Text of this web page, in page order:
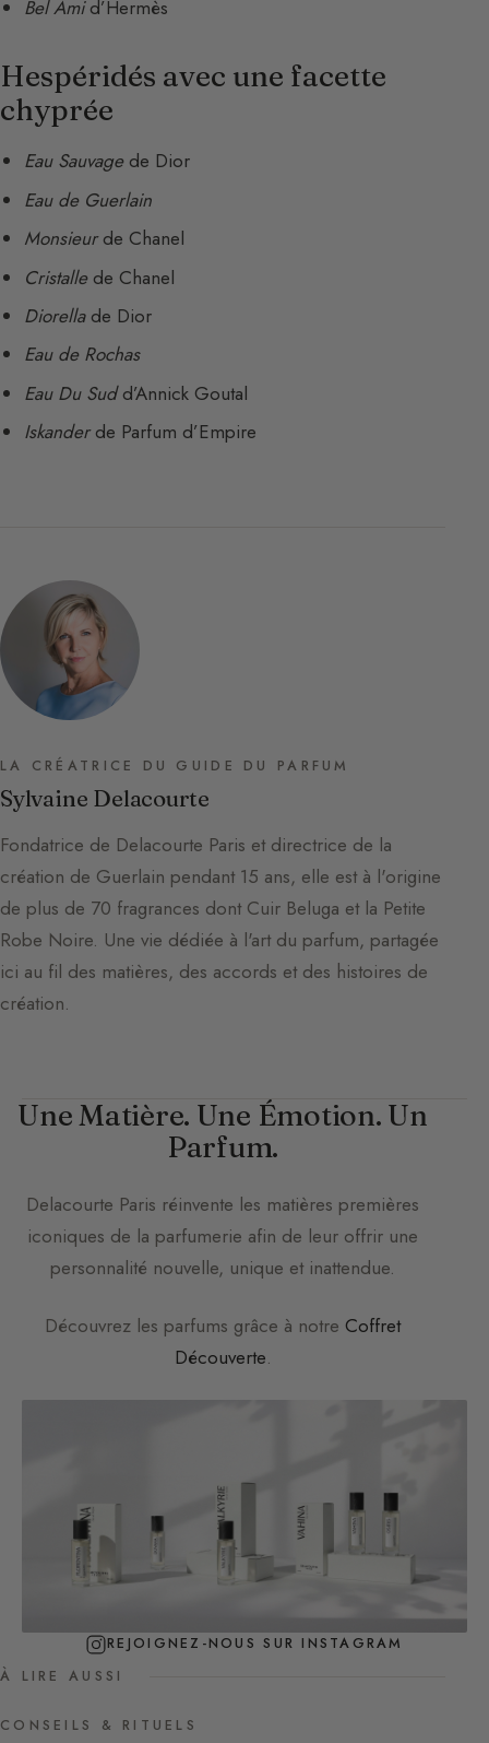
Bel Amid’Hermès
Hespéridés avec une facette
chyprée
Eau Sauvagede Dior
Eau de Guerlain
Monsieurde Chanel
Cristallede Chanel
Diorellade Dior
Eau de Rochas
Eau Du Sudd’Annick Goutal
Iskanderde Parfum d’Empire
LA CRÉATRICE DU GUIDE DU PARFUM
Sylvaine Delacourte
Fondatrice de Delacourte Paris et directrice de la
création de Guerlain pendant 15 ans, elle est à l'origine
de plus de 70 fragrances dont Cuir Beluga et la Petite
Robe Noire. Une vie dédiée à l'art du parfum, partagée
ici au fil des matières, des accords et des histoires de
création.
Une Matière. Une Émotion. Un
Parfum.
Delacourte Paris réinvente les matières premières
iconiques de la parfumerie afin de leur offrir une
personnalité nouvelle, unique et inattendue.
Découvrez les parfums grâce à notre Coffret
Découverte.
REJOIGNEZ-NOUS SUR INSTAGRAM
À LIRE AUSSI
CONSEILS & RITUELS